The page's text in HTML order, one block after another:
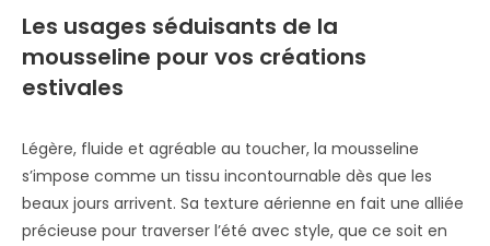
Les usages séduisants de la
mousseline pour vos créations
estivales
Légère, fluide et agréable au toucher, la mousseline
s’impose comme un tissu incontournable dès que les
beaux jours arrivent. Sa texture aérienne en fait une alliée
précieuse pour traverser l’été avec style, que ce soit en